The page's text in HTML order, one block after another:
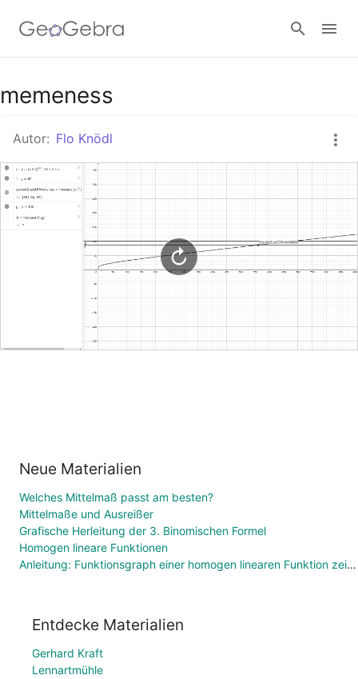
GeoGebra Classroom
memeness
Autor: Flo Knödl
Neue Materialien
Welches Mittelmaß passt am besten?
Mittelmaße und Ausreißer
Grafische Herleitung der 3. Binomischen Formel
Homogen lineare Funktionen
Anleitung: Funktionsgraph einer homogen linearen Funktion zeichnen
Entdecke Materialien
Gerhard Kraft
Lennartmühle